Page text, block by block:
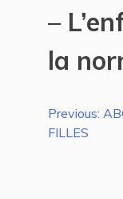
–
la
Previous:
FILLES